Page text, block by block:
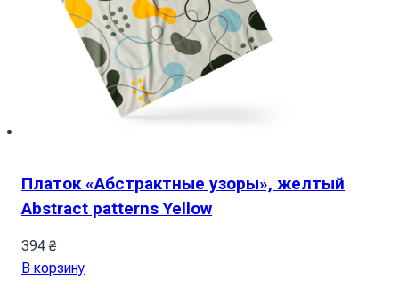
Платок «Абстрактные узоры», желтый
Abstract patterns Yellow
394 ₴
В корзину